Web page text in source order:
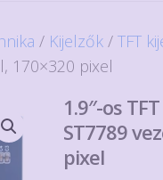
/ Kijelzők / TFT
170×320 pixel
1.9″-os
ST7789
pixel